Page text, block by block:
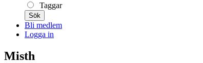
Taggar
Sök
Bli medlem
Logga in
Misth